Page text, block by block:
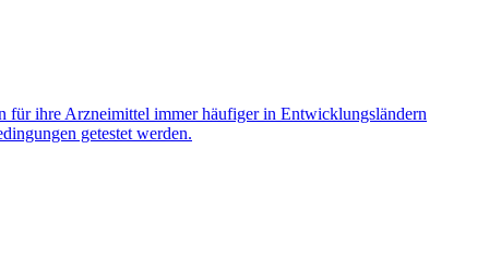
für ihre Arzneimittel immer häufiger in Entwicklungsländern
getestet werden.